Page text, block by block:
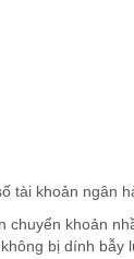
tài khoản ngân
chuyển khoản
bị dính bẫy